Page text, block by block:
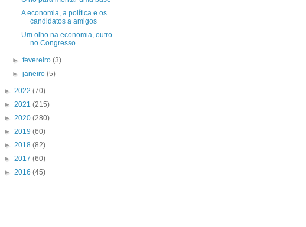
A economia, a política e os
candidatos a amigos
Um olho na economia, outro
no Congresso
►fevereiro(3)
►janeiro(5)
► 2022 (70)
► 2021 (215)
► 2020 (280)
► 2019 (60)
► 2018 (82)
► 2017 (60)
► 2016 (45)